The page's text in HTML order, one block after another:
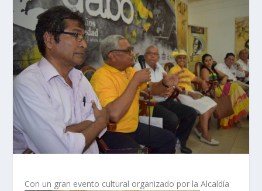
Con un gran evento cultural organizado por la Alcaldía